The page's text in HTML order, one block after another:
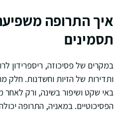
איך התרופה
תסמינים
במקרים של פסיכוזה, ריספרידון
ותדירות של הזיות וחשדנות. חלק
באי שקט ושיפור בשינה, ורק לאחר
הפסיכוטיים. במאניה, התרופה